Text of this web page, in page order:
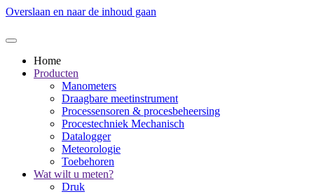
Overslaan en naar de inhoud gaan
Home
Producten
Manometers
Draagbare meetinstrument
Processensoren & procesbeheersing
Procestechniek Mechanisch
Datalogger
Meteorologie
Toebehoren
Wat wilt u meten?
Druk